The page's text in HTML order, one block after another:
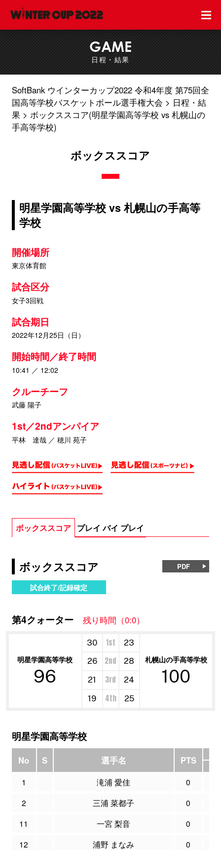
GAME
日程・結果
SoftBank ウインターカップ2022 令和4年度 第75回全
国高等学校バスケットボール選手権大会
日程・結
果
ボックススコア(明星学園高等学校 vs 札幌山の
手高等学校)
ボックススコア
明星学園高等学校 vs 札幌山の手高等
学校
開催場所
東京体育館
試合区分
女子3回戦
試合期日
2022年12月25日（日）
開始時間／終了時間
10:41 ／ 12:02
クルーチーフ
武藤 陽子
1st／2ndアンパイア
平林 達哉 ／ 穂川 苑子
ボックススコア プレイ バイ プレイ
ボックススコア PDF
試合終了/記録確定
第4クォーター 残り時間（0:0）
明星学園高等学校
96
30 1st
23
札幌山の手高等学校
100
26 2nd
28
21
3rd
24
19
4th 25
明星学園高等学校
No S 選手名 PTS
1 滝浦 愛佳 0
2
三浦 菜都子 0
11
一宮 梨音 0
12
浦野 まなみ 0